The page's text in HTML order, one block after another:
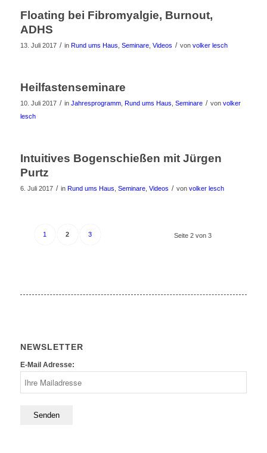
Floating bei Fibromyalgie, Burnout,
ADHS
13. Juli 2017 / in Rund ums Haus Seminare, Videos / von volker lesch
Heilfastenseminare
10. Juli 2017 / in Jahresprogramm, Rund ums Haus Seminare / von volker
lesch
Intuitives Bogenschießen mit Jürgen
Purtz
6. Juli 2017 / in Rund ums Haus Seminare, Videos / von volker lesch
Seite 2 von 3
1 2 3
NEWSLETTER
E-Mail Adresse: